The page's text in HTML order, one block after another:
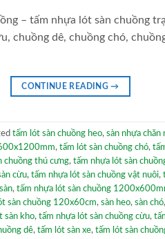
– tấm nhựa lót sàn chuồng
chuồng dê, chuồng chó,
CONTINUE READING→
tấm lót sàn chuồng heo, sàn nhựa chăn
, tấm lót sàn chuồng chó,
chuồng thú cưng, tấm nhựa lót sàn
cừu, tấm nhựa lót sàn chuồng vật nuôi,
, tấm nhựa lót sàn chuồng
sàn chuồng 120x60cm, sàn heo, sàn chó,
sàn kho, tấm nhựa lót sàn chuồng cừu,
dê, tấm lót sàn xe, tấm lót sàn